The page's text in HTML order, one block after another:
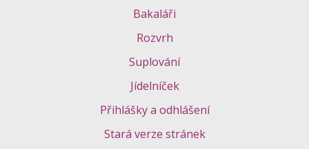
Bakaláři
Rozvrh
Suplování
Jídelníček
Přihlášky a odhlášení
Stará verze stránek